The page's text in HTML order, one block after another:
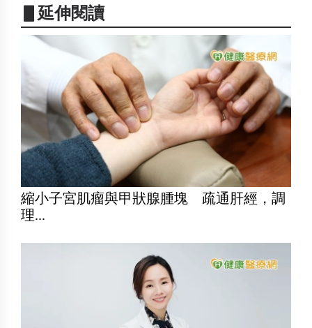
▋延伸閱讀
縮小子宮肌瘤與甲狀腺腫塊 疏通肝經，調
理...